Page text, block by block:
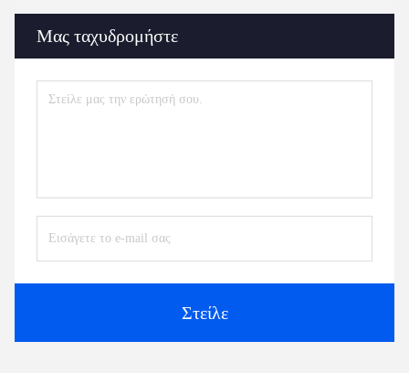
Μας ταχυδρομήστε
Στείλε